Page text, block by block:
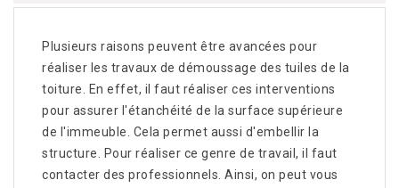
Plusieurs raisons peuvent être avancées pour
réaliser les travaux de démoussage des tuiles de la
toiture. En effet, il faut réaliser ces interventions
pour assurer l'étanchéité de la surface supérieure
de l'immeuble. Cela permet aussi d'embellir la
structure. Pour réaliser ce genre de travail, il faut
contacter des professionnels. Ainsi, on peut vous